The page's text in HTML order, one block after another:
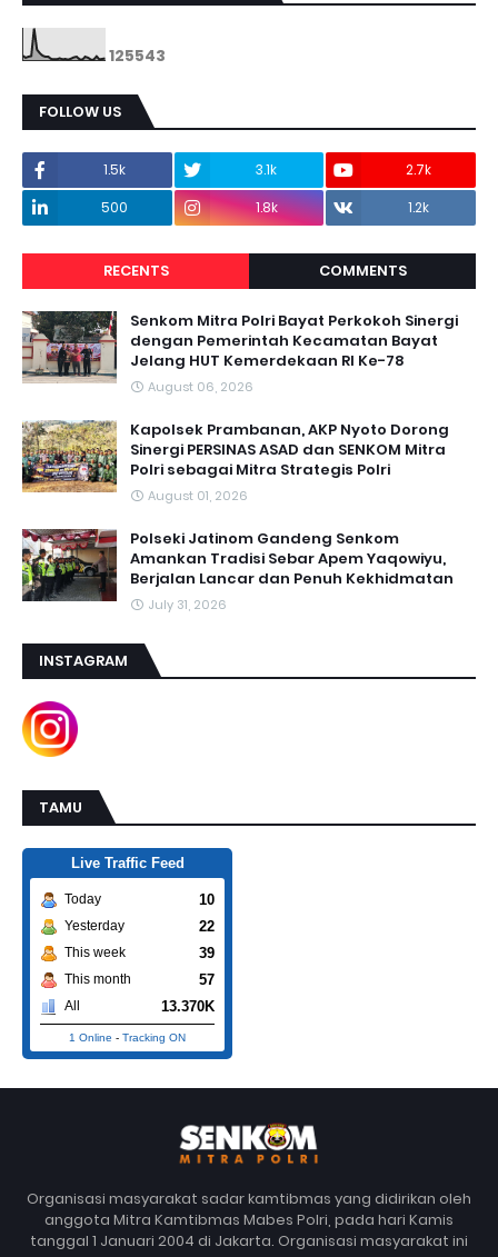
125543
FOLLOW US
1.5k 3.1k
2.7k
500
1.8k 1.2k
RECENTS COMMENTS
Senkom Mitra Polri Bayat Perkokoh Sinergi
dengan Pemerintah Kecamatan Bayat
Jelang HUT Kemerdekaan RI Ke-78
August 06, 2026
Kapolsek Prambanan, AKP Nyoto Dorong
Sinergi PERSINAS ASAD dan SENKOM Mitra
Polri sebagai Mitra Strategis Polri
August 01, 2026
Polseki Jatinom Gandeng Senkom
Amankan Tradisi Sebar Apem Yaqowiyu,
Berjalan Lancar dan Penuh Kekhidmatan
July 31, 2026
INSTAGRAM
TAMU
Live Traffic Feed
Today 10
Yesterday 22
This week 39
This month 57
All 13.370K
1 Online - Tracking ON
Organisasi masyarakat sadar kamtibmas yang didirikan oleh
anggota Mitra Kamtibmas Mabes Polri, pada hari Kamis
tanggal 1 Januari 2004 di Jakarta. Organisasi masyarakat ini